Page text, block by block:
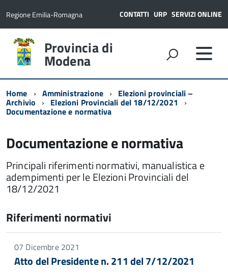
Regione Emilia-Romagna CONTATTI URP SERVIZI ONLINE
Provincia di
Modena
Home Amministrazione Elezioni provinciali –
Archivio Elezioni Provinciali del 18/12/2021
Documentazione e normativa
Documentazione e normativa
Principali riferimenti normativi, manualistica e
adempimenti per le Elezioni Provinciali del
18/12/2021
Riferimenti normativi
07 Dicembre 2021
Atto del Presidente n. 211 del 7/12/2021